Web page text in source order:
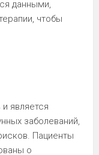
данными,
чтобы
является
заболеваний,
Пациенты
о